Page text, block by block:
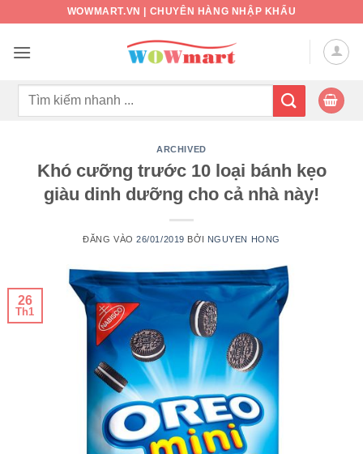
nội
WOWMART.VN | CHUYÊN HÀNG NHẬP KHẨU
Tìm
ARCHIVED
Khó cưỡng trước 10 loại bánh kẹo
giàu dinh dưỡng cho cả nhà này!
ĐĂNG VÀO26/01/2019 BỞI NGUYEN HONG
26
Th1